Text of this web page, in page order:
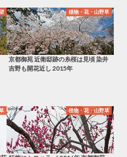
植物・花・山野草
京都御苑 近衛邸跡の糸桜は見頃 染井
吉野も開花近し 2015年
植物・花・山野草